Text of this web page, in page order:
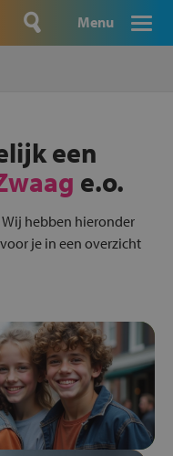
Menu
een
e.o.
hebben hieronder
je in een overzicht